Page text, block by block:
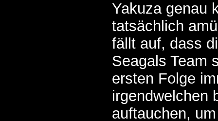
Yakuza genau
tatsächlich
fällt auf, dass
Seagals Team
ersten Folge
irgendwelchen
auftauchen,